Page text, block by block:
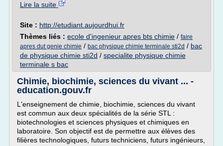
Lire la suite
Site : http://etudiant.aujourdhui.fr
Thèmes liés : ecole d'ingenieur apres bts chimie / faire
apres dut genie chimie / bac physique chimie terminale sti2d / bac
de physique chimie sti2d / specialite physique chimie
terminale s bac
Chimie, biochimie, sciences du vivant ... -
education.gouv.fr
L'enseignement de chimie, biochimie, sciences du vivant
est commun aux deux spécialités de la série STL :
biotechnologies et sciences physiques et chimiques en
laboratoire. Son objectif est de permettre aux élèves des
filières technologiques, futurs techniciens, futurs ingénieurs,